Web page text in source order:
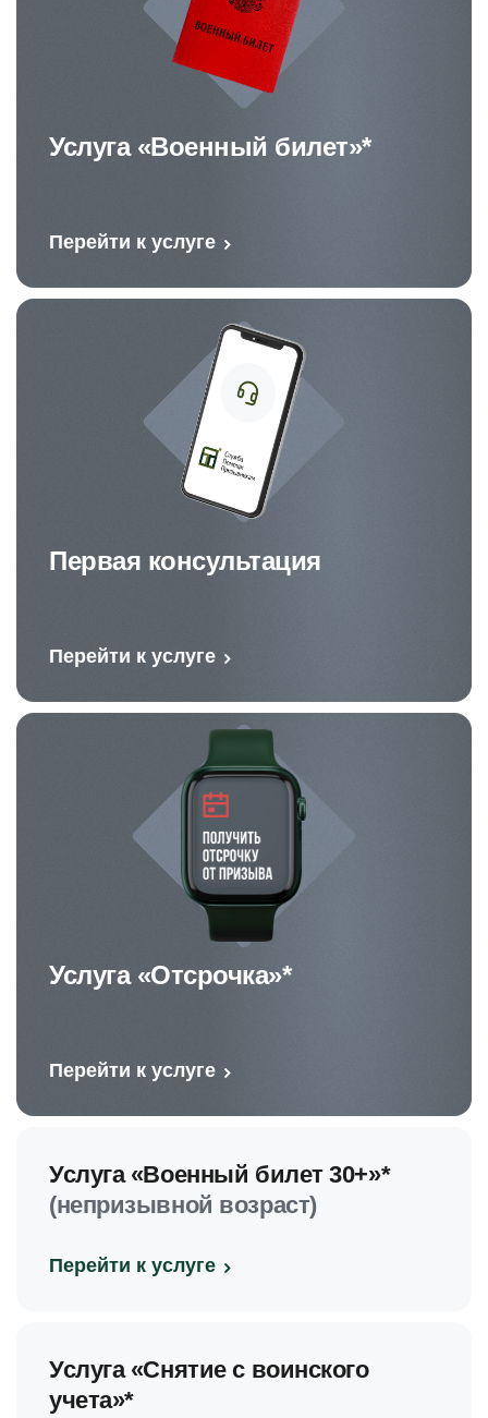
Услуга «Военный билет»*
Перейти к услуге
Первая консультация
Перейти к услуге
Услуга «Отсрочка»*
Перейти к услуге
Услуга «Военный билет 30+»*
(непризывной возраст)
Перейти к услуге
Услуга «Снятие с воинского
учета»*